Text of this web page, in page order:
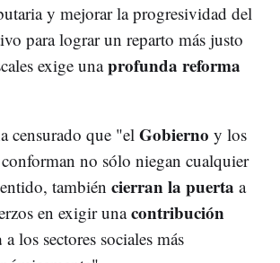
y mejorar la progresividad del
para lograr un reparto más justo
exige unaprofunda reforma
censurado que "el Gobierno y los
no sólo niegan cualquier
también cierran la puerta a
en exigir unacontribución
a los sectores sociales más